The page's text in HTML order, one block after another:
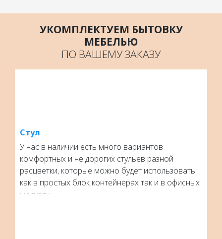
Регулярная санитарная уборка
Санитарной уборке подлежат все без исключения
поверхности помещения (пол, стены, потолки,
подоконники), протираются дезинфекционными
препаратами дверные ручки, перила, зеркала,
распыления специальных препаратов в помещении
подготовленным персоналом.
УКОМПЛЕКТУЕМ БЫТОВКУ
МЕБЕЛЬЮ
ПО ВАШЕМУ ЗАКАЗУ
Стул
У нас в наличии есть много вариантов
комфортных и не дорогих стульев разной
расцветки, которые можно будет использовать
как в простых блок контейнерах так и в офисных
модулях.